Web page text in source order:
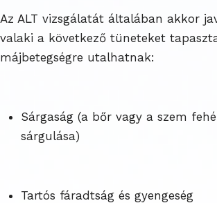
Az ALT vizsgálatát általában akkor
valaki a következő tüneteket
májbetegségre utalhatnak:
Sárgaság (a bőr vagy a szem
sárgulása)
Tartós fáradtság és gyengeség